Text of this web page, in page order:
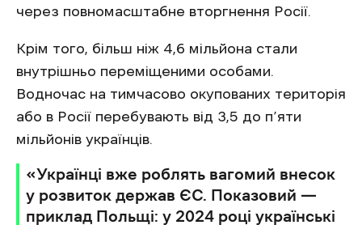
через повномасштабне вторгнення Росії.
Крім того, більш ніж 4,6 мільйона стали
внутрішньо переміщеними особами.
Водночас на тимчасово окупованих територія
або в Росії перебувають від 3,5 до п’яти
мільйонів українців.
«Українці вже роблять вагомий внесок
у розвиток держав ЄС. Показовий —
приклад Польщі: у 2024 році українські